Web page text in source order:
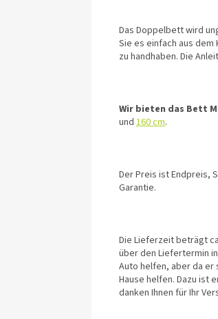
Das Doppelbett wird
Sie es einfach aus
zu handhaben. Die
Wir bieten das Bett
und 160 cm.
Der Preis ist Endpreis,
Garantie.
Die Lieferzeit beträgt
über den Liefertermin
Auto helfen, aber da er
Hause helfen. Dazu ist
danken Ihnen für Ihr